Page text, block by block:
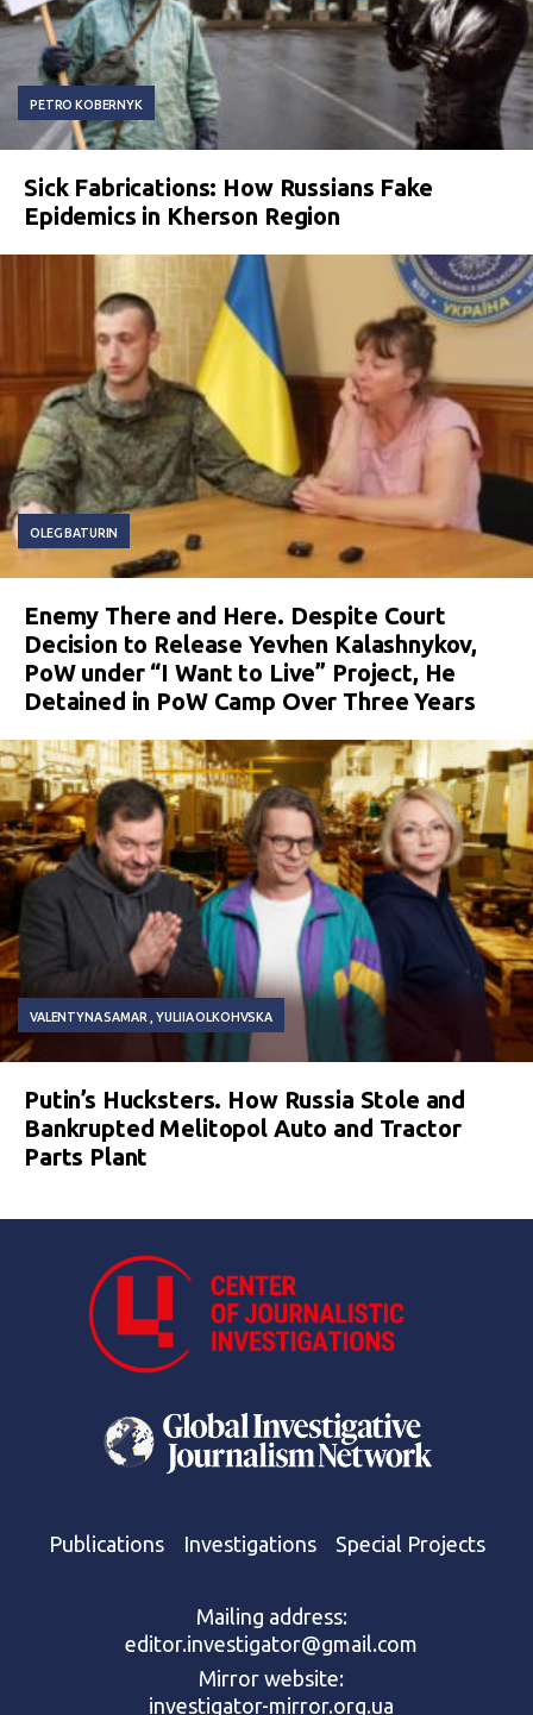
PETRO KOBERNYK
Sick Fabrications: How Russians Fake
Epidemics in Kherson Region
OLEG BATURIN
Enemy There and Here. Despite Court
Decision to Release Yevhen Kalashnykov,
PoW under “I Want to Live” Project, He
Detained in PoW Camp Over Three Years
VALENTYNA SAMAR YULIIA OLKOHVSKA
Putin’s Hucksters. How Russia Stole and
Bankrupted Melitopol Auto and Tractor
Parts Plant
Publications Investigations Special Projects
Mailing address:
editor.investigator@gmail.com
Mirror website:
investigator-mirror.org.ua